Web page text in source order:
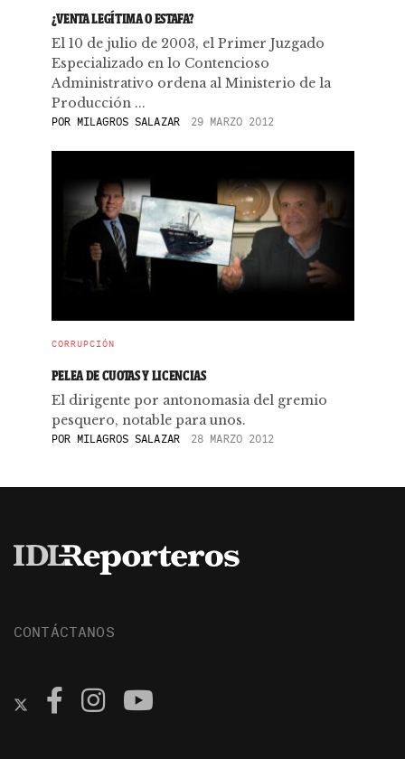
¿VENTA LEGÍTIMA O ESTAFA?
El 10 de julio de 2003, el Primer Juzgado
Especializado en lo Contencioso
Administrativo ordena al Ministerio de la
Producción ...
PORMILAGROS SALAZAR 29 MARZO 2012
CORRUPCIÓN
PELEA DE CUOTAS Y LICENCIAS
El dirigente por antonomasia del gremio
pesquero, notable para unos.
PORMILAGROS SALAZAR 28 MARZO 2012
CONTÁCTANOS